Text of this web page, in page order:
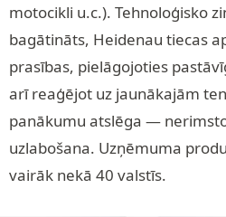
motocikli u.c.). Tehnoloģisko
bagātināts, Heidenau tiecas
prasības, pielāgojoties
arī reaģējot uz jaunākajām
panākumu atslēga —
uzlabošana. Uzņēmuma
vairāk nekā 40 valstīs.